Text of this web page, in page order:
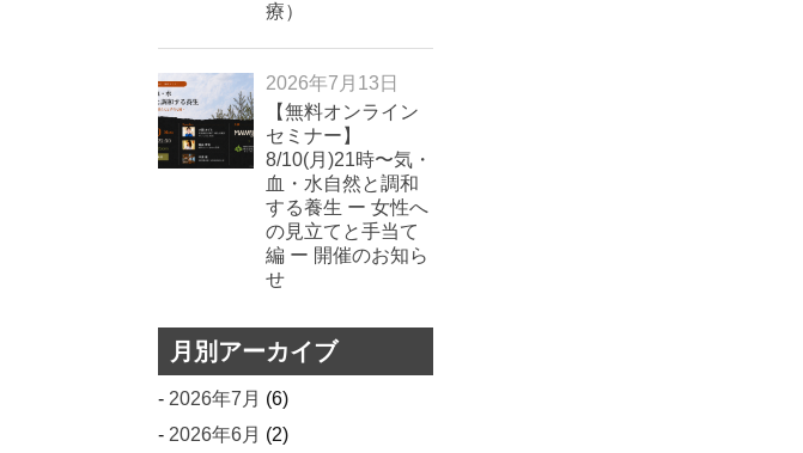
療）
2026年7月13日
【無料オンライン
セミナー】
8/10(月)21時〜気・
血・水自然と調和
する養生 ー 女性へ
の見立てと手当て
編 ー 開催のお知ら
せ
月別アーカイブ
2026年7月 (6)
2026年6月 (2)